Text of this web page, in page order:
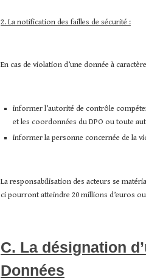
2. La notification des failles de sécurité :
En cas de violation d’une donnée à
informer l’autorité de contrôle
et les coordonnées du DPO ou toute
informer la personne concernée de la
La responsabilisation des acteurs se
ci pourront atteindre 20 millions d’euros
C. La désignation
Données